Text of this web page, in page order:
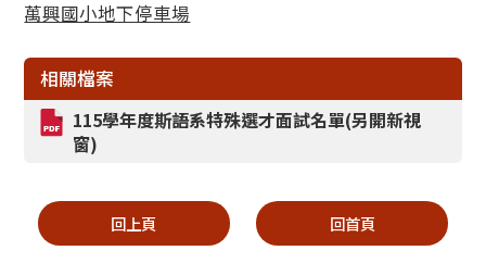
萬興國小地下停車場
相關檔案
115學年度斯語系特殊選才面試名單(另開新視
窗)
回上頁 回首頁